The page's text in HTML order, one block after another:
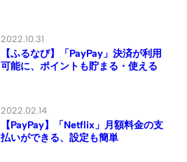
2022.10.31
【ふるなび】「PayPay」決済が利用
可能に、ポイントも貯まる・使える
2022.02.14
【PayPay】「Netflix」月額料金の支
払いができる、設定も簡単